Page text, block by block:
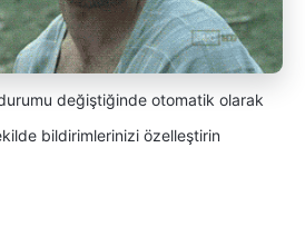
değiştiğinde otomatik olarak
bildirimlerinizi özelleştirin